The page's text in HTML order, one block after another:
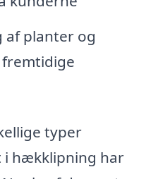
af planter og
typer
i hækklipning har